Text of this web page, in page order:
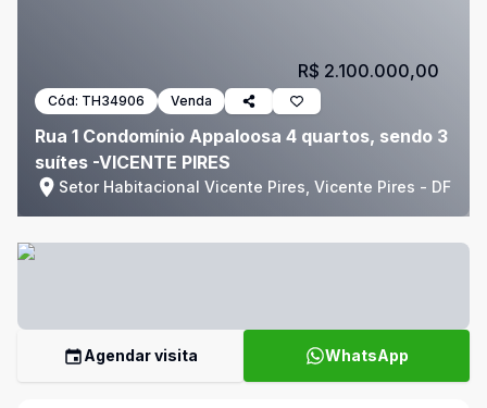
Cód: TH34906 Venda
Rua 1 Condomínio Appaloosa 4 quartos, sendo 3
suítes -VICENTE PIRES
Setor Habitacional Vicente Pires, Vicente Pires - DF
R$ 2.100.000,00
Agendar visita WhatsApp